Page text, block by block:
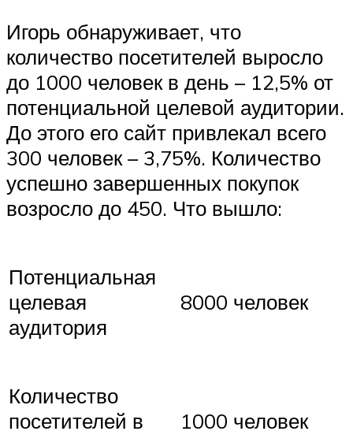
Игорь обнаруживает, что
количество посетителей выросло
до 1000 человек в день – 12,5% от
потенциальной целевой аудитории.
До этого его сайт привлекал всего
300 человек – 3,75%. Количество
успешно завершенных покупок
возросло до 450. Что вышло:
Потенциальная
целевая
аудитория
8000 человек
Количество
посетителей в
1000 человек